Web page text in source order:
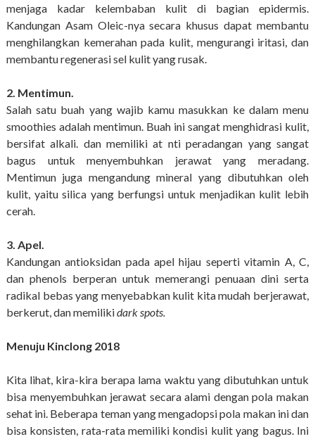
menjaga kadar kelembaban kulit di bagian epidermis.
Kandungan Asam Oleic-nya secara khusus dapat membantu
menghilangkan kemerahan pada kulit, mengurangi iritasi, dan
membantu regenerasi sel kulit yang rusak.
2. Mentimun.
Salah satu buah yang wajib kamu masukkan ke dalam menu
smoothies adalah mentimun. Buah ini sangat menghidrasi kulit,
bersifat alkali. dan memiliki at nti peradangan yang sangat
bagus untuk menyembuhkan jerawat yang meradang.
Mentimun juga mengandung mineral yang dibutuhkan oleh
kulit, yaitu silica yang berfungsi untuk menjadikan kulit lebih
cerah.
3. Apel.
Kandungan antioksidan pada apel hijau seperti vitamin A, C,
dan phenols berperan untuk memerangi penuaan dini serta
radikal bebas yang menyebabkan kulit kita mudah berjerawat,
berkerut, dan memilikidark spots.
Menuju Kinclong 2018
Kita lihat, kira-kira berapa lama waktu yang dibutuhkan untuk
bisa menyembuhkan jerawat secara alami dengan pola makan
sehat ini. Beberapa teman yang mengadopsi pola makan ini dan
bisa konsisten, rata-rata memiliki kondisi kulit yang bagus. Ini